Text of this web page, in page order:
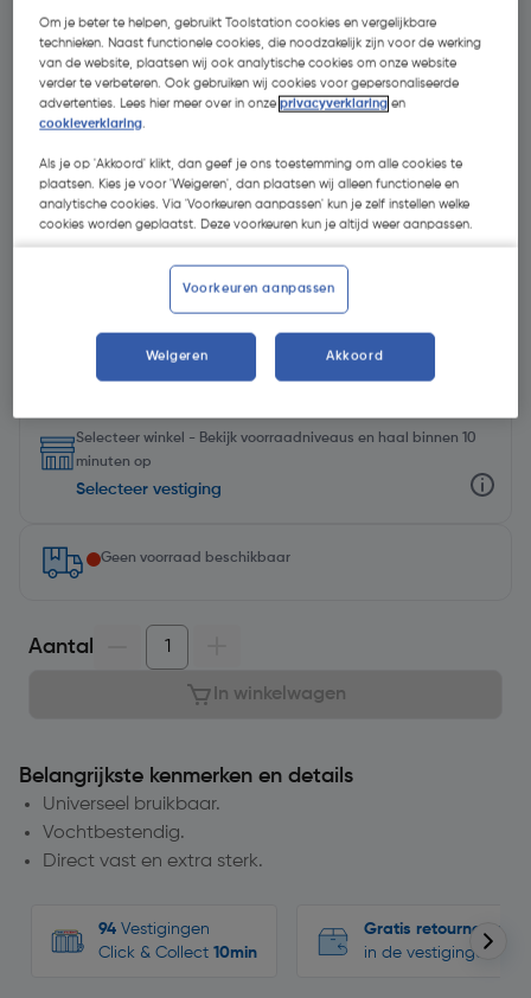
€ 5,45| Excl. btw € 4,50€ 0,11/ml
Kies productvariant(1)
Selecteer winkel - Bekijk voorraadniveaus en haal binnen 10
minuten op
Selecteer vestiging
Geen voorraad beschikbaar
Aantal
In winkelwagen
Belangrijkste kenmerken en details
Universeel bruikbaar.
Vochtbestendig.
Direct vast en extra sterk.
94 Vestigingen
Click & Collect 10min
Gratis retourneren
in de vestigingen
Om je beter te helpen, gebruikt Toolstation cookies en vergelijkbare
technieken. Naast functionele cookies, die noodzakelijk zijn voor de werking
van de website, plaatsen wij ook analytische cookies om onze website
verder te verbeteren. Ook gebruiken wij cookies voor gepersonaliseerde
advertenties. Lees hier meer over in onzeprivacyverklaring en
cookieverklaring.
Als je op 'Akkoord' klikt, dan geef je ons toestemming om alle cookies te
plaatsen. Kies je voor 'Weigeren', dan plaatsen wij alleen functionele en
analytische cookies. Via 'Voorkeuren aanpassen' kun je zelf instellen welke
cookies worden geplaatst. Deze voorkeuren kun je altijd weer aanpassen.
Voorkeuren aanpassen
Weigeren Akkoord